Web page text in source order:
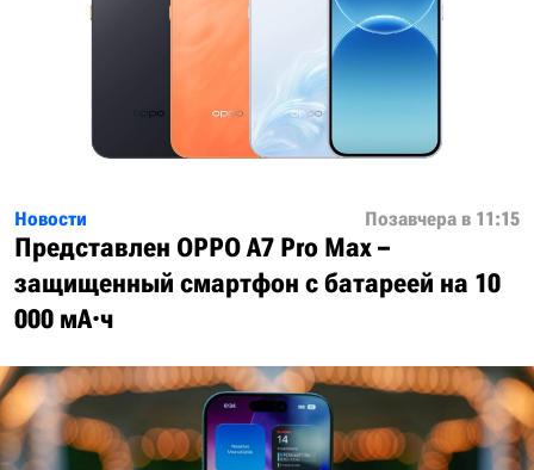
Новости Позавчера в 11:15
Представлен OPPO A7 Pro Max –
защищенный смартфон с батареей на 10
000 мА·ч